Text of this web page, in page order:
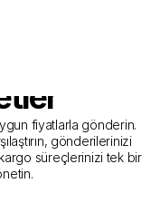
Sunan
fiyatlarla gönderin.
gönderilerinizi
süreçlerinizi tek bir